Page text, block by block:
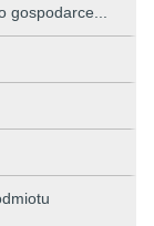
gospodarce...